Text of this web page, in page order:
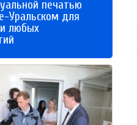
печатью
Уральском для
любых